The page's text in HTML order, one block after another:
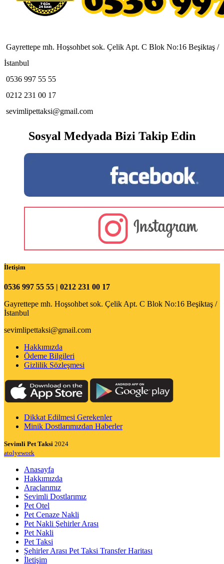
Gayrettepe mh. Hoşsohbet sok. Çelik Apt. C Blok No:16 Beşiktaş /
İstanbul
0536 997 55 55
0212 231 00 17
sevimlipettaksi@gmail.com
Sosyal Medyada Bizi Takip Edin
İletişim
0536 997 55 55 | 0212 231 00 17
Gayrettepe mh. Hoşsohbet sok. Çelik Apt. C Blok No:16 Beşiktaş /
İstanbul
sevimlipettaksi@gmail.com
Hakkımızda
Ödeme Bilgileri
Gizlilik Sözleşmesi
Dikkat Edilmesi Gerekenler
Minik Dostlarımızdan Haberler
Sevimli Pet Taksi 2024
atolyework
Anasayfa
Hakkımızda
Araçlarımız
Sevimli Dostlarımız
Pet Otel
Pet Cenaze Nakli
Pet Nakli Şehirler Arası
Pet Nakli
Pet Taksi
Şehirler Arası Pet Taksi Transfer Haritası
İletişim